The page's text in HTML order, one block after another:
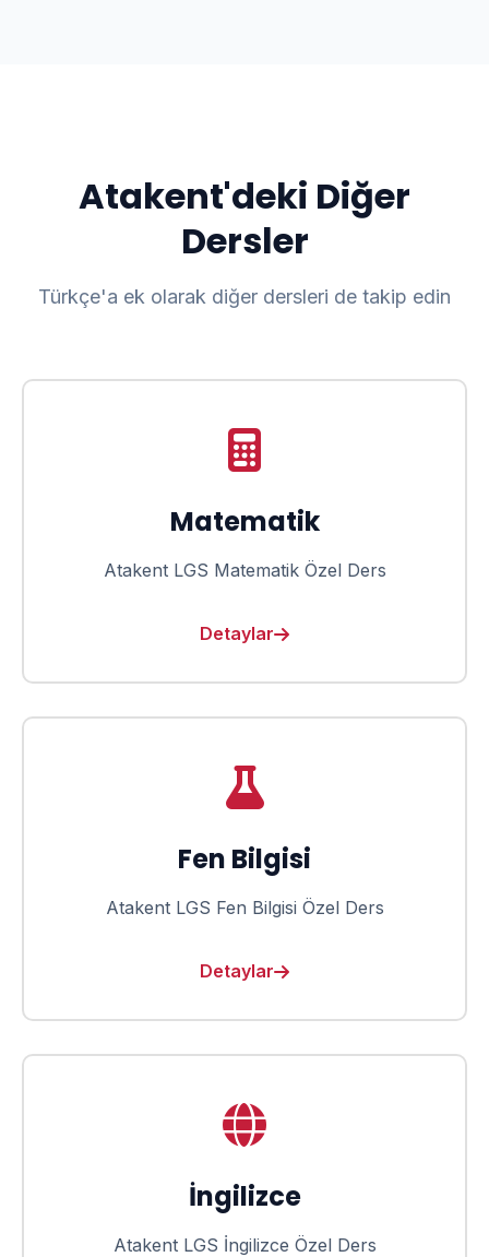
Atakent'deki Diğer
Dersler
Türkçe'a ek olarak diğer dersleri de takip edin
Matematik
Atakent LGS Matematik Özel Ders
Detaylar
Fen Bilgisi
Atakent LGS Fen Bilgisi Özel Ders
Detaylar
İngilizce
Atakent LGS İngilizce Özel Ders